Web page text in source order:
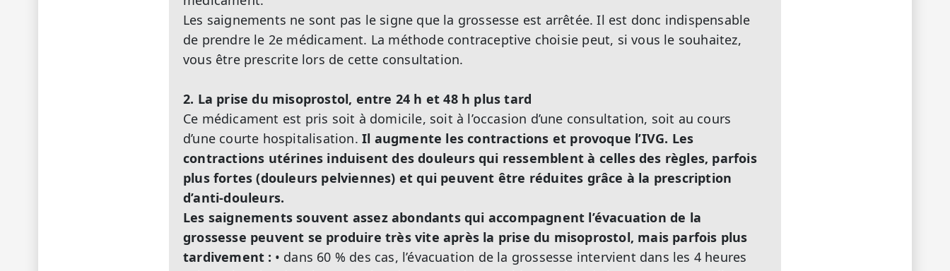
Les saignements ne sont pas le signe que la grossesse est arrêtée. Il est donc indispensable
de prendre le 2e médicament. La méthode contraceptive choisie peut, si vous le souhaitez,
vous être prescrite lors de cette consultation.
2. La prise du misoprostol, entre 24 h et 48 h plus tard
Ce médicament est pris soit à domicile, soit à l’occasion d’une consultation, soit au cours
d’une courte hospitalisation. Il augmente les contractions et provoque l’IVG. Les
contractions utérines induisent des douleurs qui ressemblent à celles des règles, parfois
plus fortes (douleurs pelviennes) et qui peuvent être réduites grâce à la prescription
d’anti-douleurs.
Les saignements souvent assez abondants qui accompagnent l’évacuation de la
grossesse peuvent se produire très vite après la prise du misoprostol, mais parfois plus
tardivement : • dans 60 % des cas, l’évacuation de la grossesse intervient dans les 4 heures